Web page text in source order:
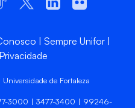
Sempre Unifor
de Fortaleza
3000 | 3477-3400 | 99246-